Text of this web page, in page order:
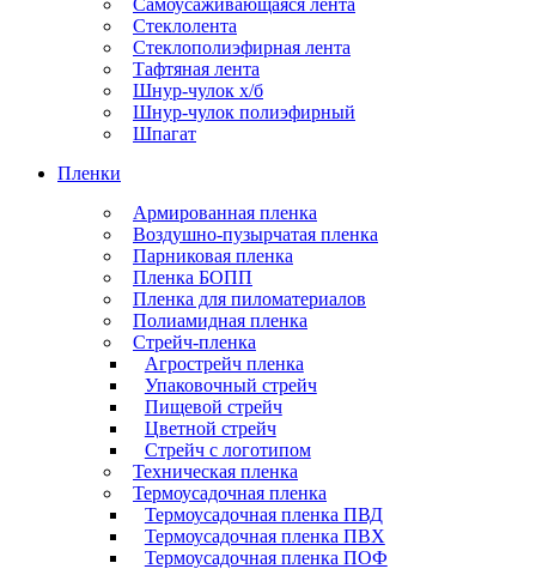
Самоусаживающаяся лента
Стеклолента
Стеклополиэфирная лента
Тафтяная лента
Шнур-чулок х/б
Шнур-чулок полиэфирный
Шпагат
Пленки
Армированная пленка
Воздушно-пузырчатая пленка
Парниковая пленка
Пленка БОПП
Пленка для пиломатериалов
Полиамидная пленка
Стрейч-пленка
Агрострейч пленка
Упаковочный стрейч
Пищевой стрейч
Цветной стрейч
Стрейч с логотипом
Техническая пленка
Термоусадочная пленка
Термоусадочная пленка ПВД
Термоусадочная пленка ПВХ
Термоусадочная пленка ПОФ